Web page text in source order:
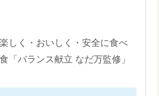
しく・おいしく・安全に食べ
「バランス献立 なだ万監修」